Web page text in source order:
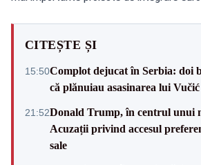
CITEȘTE ȘI
15:50Complot dejucat în Serbia: doi
că plănuiau asasinarea lui Vučić
21:52Donald Trump, în centrul unui
Acuzații privind accesul
sale